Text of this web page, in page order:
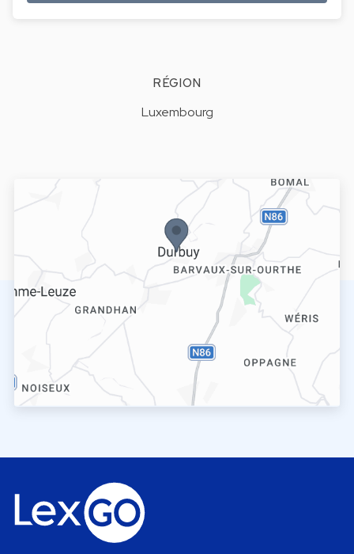
RÉGION
Luxembourg